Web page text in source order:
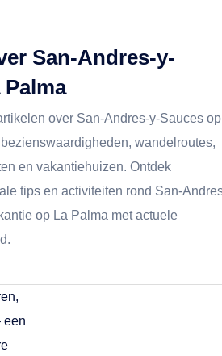
San-Andres-y-
over San-Andres-y-Sauces op
wandelroutes,
en vakantiehuizen. Ontdek
tips en activiteiten rond San-
op La Palma met actuele